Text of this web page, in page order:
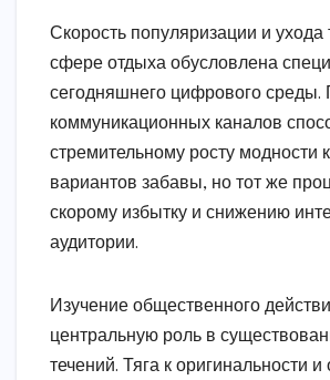
Скорость популяризации и ухода
сфере отдыха обусловлена
сегодняшнего цифрового
коммуникационных каналов
стремительному росту модности
вариантов забавы, но тот же
скорому избытку и снижению
аудитории.
Изучение общественного
центральную роль в
течений. Тяга к оригинальности и